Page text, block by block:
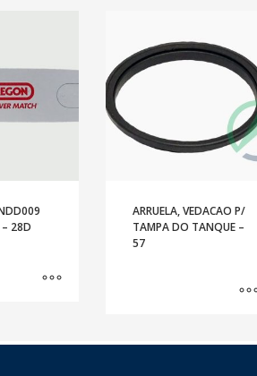
28D
ARRUELA, VEDACAO P/
TAMPA DO TANQUE –
57